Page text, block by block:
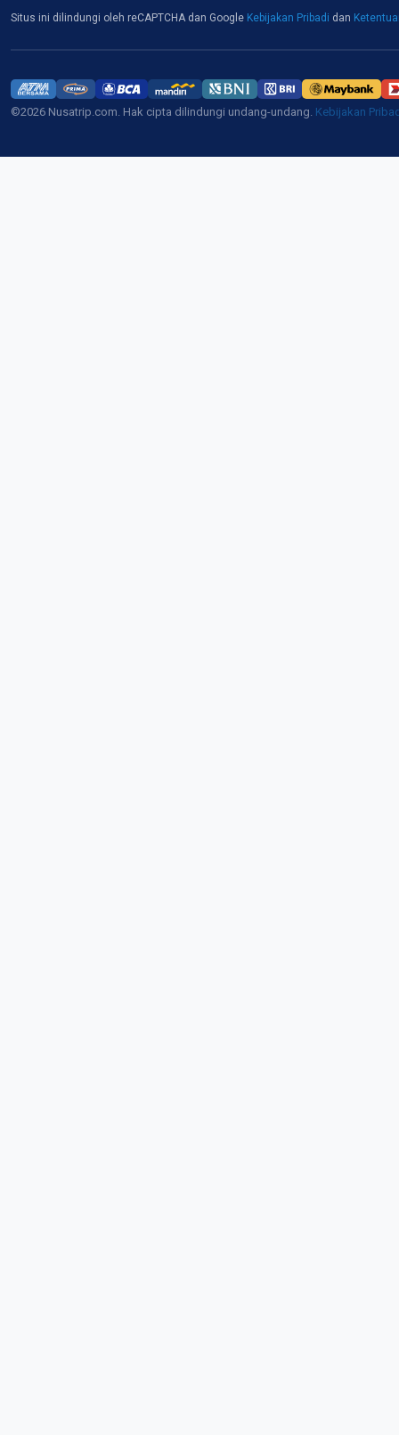
Situs ini dilindungi oleh reCAPTCHA dan Google Kebijakan Pribadi dan
©2026 Nusatrip.com. Hak cipta dilindungi undang-undang. Kebijakan